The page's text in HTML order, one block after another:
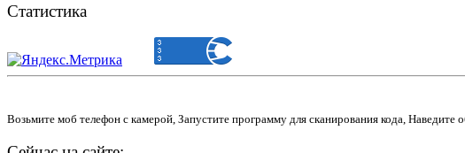
Статистика
Возьмите моб телефон с камерой, Запустите программу для сканирования кода,